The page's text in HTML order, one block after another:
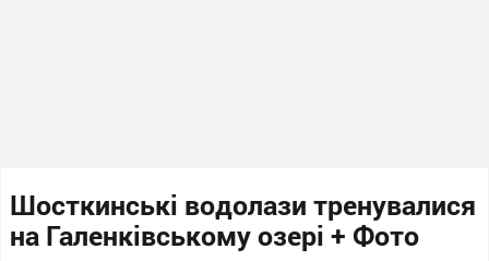
Шосткинські водолази тренувалися
на Галенківському озері + Фото